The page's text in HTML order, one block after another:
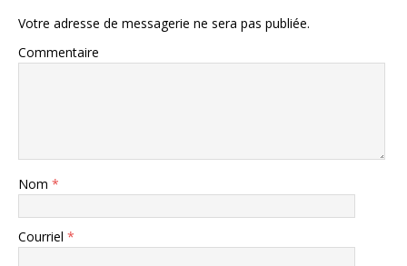
Votre adresse de messagerie ne sera pas publiée.
Commentaire
Nom *
Courriel *